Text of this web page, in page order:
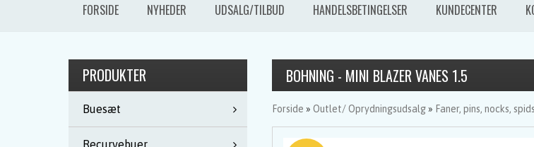
FORSIDE NYHEDER UDSALG/TILBUD HANDELSBETINGELSER KUNDECENTER
PRODUKTER
Buesæt
Recurvebuer
BOHNING - MINI BLAZER VANES 1.5
Forside » Outlet/ Oprydningsudsalg» Faner, pins, nocks,